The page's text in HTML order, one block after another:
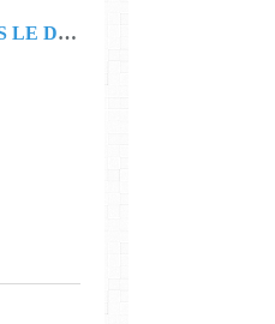
PUCES DES COUTURIERES LE DIMANCHE 8 MARS - MERIADEC